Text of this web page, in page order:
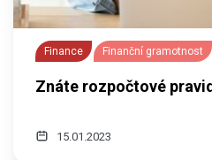
Finance Finanční gramotnost
Znáte rozpočtové
15.01.2023